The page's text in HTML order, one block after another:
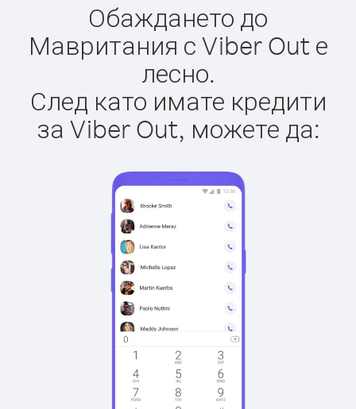
Обаждането до
Мавритания с Viber Out е
лесно.
След като имате кредити
за Viber Out, можете да: